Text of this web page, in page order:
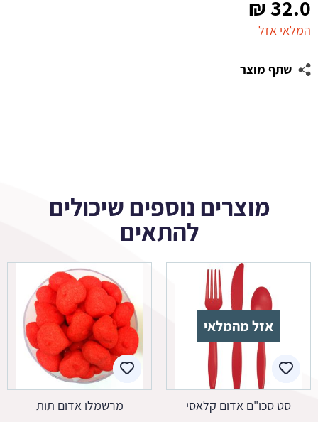
32.0
₪
המלאי אזל
שתף מוצר
מוצרים נוספים שיכולים
להתאים
אזל מהמלאי
סט סכו"ם אדום קלאסי מרשמלו אדום תות